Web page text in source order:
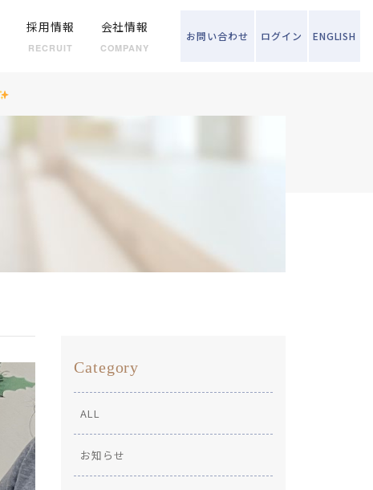
ログイン
お問い合わせ ENGLISH
採用情報
RECRUIT
会社情報
COMPANY
Category
ALL
お知らせ